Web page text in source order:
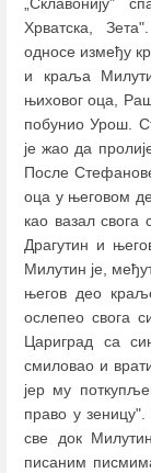
„Склавонију"
Хрватска,
односе између
и краља
њиховог оца,
побунио Урош.
је жао да
После
оца у његовом
као вазал свога
Драгутин и
Милутин је,
његов део
ослепео свога
Цариград са
смиловао и
јер му
право у
све док
писаним